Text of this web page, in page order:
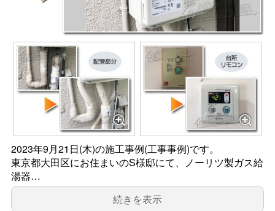
2023年9月21日(木)の施工事例(工事事例)です。
東京都大田区にお住まいのS様邸にて、ノーリツ製ガス給
湯器…
続きを表示